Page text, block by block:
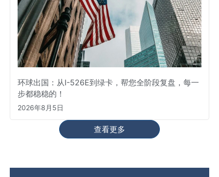
环球出国：从I-526E到绿卡，帮您全阶段复盘，每一
步都稳稳的！
2026年8月5日
查看更多